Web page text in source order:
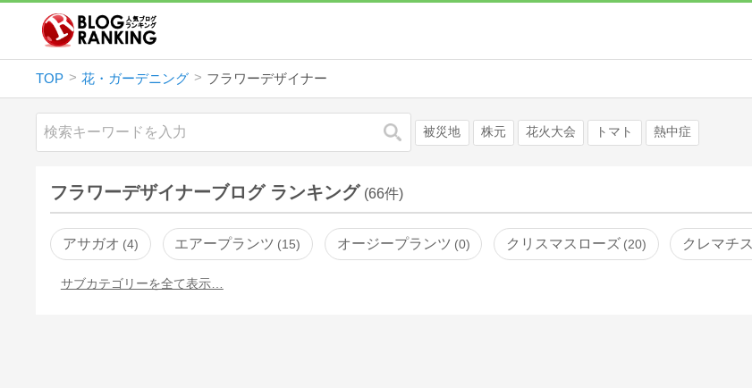
TOP 花・ガーデニング フラワーデザイナー
検索 被災地 株元 花火大会 トマト 熱中症
フラワーデザイナーブログ ランキング (66件)
アサガオ 4 エアープランツ 15 オージープランツ 0 クリスマスローズ 20 クレマチス
サブカテゴリーを全て表示…